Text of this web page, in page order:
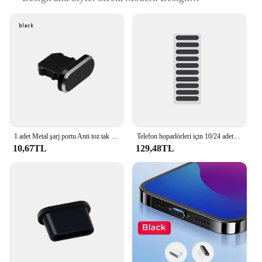
Tools
Typical Adaptive Scenario: Home Cooking,
Shape or Size or Weight or Quantity:
Comprehensive Set of 10 Pieces
Performance and Property: Durable, Heat-Resistant,
Easy to Clean
Parts and Accessories: Includes Essential Kitchen
Features:
|Vendors|
**Unmatched Durability and Performance**
Crafted from premium stainless steel, the maxem
Toz Tıpası set is designed to withstand the rigors of
daily use in both home and professional kitchens.
The durable material ensures that each utensil
maintains its shape and integrity, even after
prolonged exposure to high temperatures. The set's
heat-resistant properties make it an ideal choice for
1 adet Metal şarj portu Anti toz tak stoper iPhone15 için 14 13 12 11 X XR Max 8 7 artı telefon aksesuarı şarj fişi kapatma başlığı
10,67TL
Telefon hoparlörleri için 10/24 adet IPhone için Anti toz Net 12 11 13 Pro maksimum hoparlör toz geçirmez etiket koruyucu Film kapağı kapağı kapağı
129,48TL